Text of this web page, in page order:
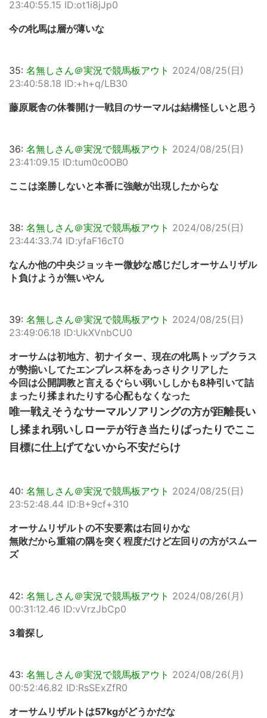
23:40:55.15 ID:ot1i8jJp0
今の牝馬は層が薄いな
35: 名無しさん＠実況で競馬板アウト 2024/08/25(日)
23:40:58.18 ID:+h+q/LB30
藤原厩舎の休養開け一戦目のサーマルは結構怪しいと思う
36: 名無しさん＠実況で競馬板アウト 2024/08/25(日)
23:41:09.15 ID:tum0c0OB0
ここは楽勝しないと本番に強敵が出現したからな
38: 名無しさん＠実況で競馬板アウト 2024/08/25(日)
23:44:33.74 ID:yfaF16cT0
なんか他の中央ジョッキー微妙な感じだしオーサムリザル
ト負けようが無いやん
39: 名無しさん＠実況で競馬板アウト 2024/08/25(日)
23:49:06.18 ID:UkXVnbCU0
オーサムは初地方、初ナイター、現在の牝馬トップクラス
が勢揃いしてたエンプレス杯をあっさりクリアした
今回は公開調教と言えるぐらい弱いししかも8枠引いて詰
まったり揉まれたりする心配もなくなった
唯一戦えそうなサーマルソアリングの方が距離長い
し揉まれ弱いしローテが行き当たりばったりでここ
目標に仕上げてないから不安だらけ
40: 名無しさん＠実況で競馬板アウト 2024/08/25(日)
23:52:48.44 ID:B+9cf+310
オーサムリザルトの不安要素は右回りかな
無敗だから重箱の隅を突く程度だけど左回りの方がスムー
ズ
42: 名無しさん＠実況で競馬板アウト 2024/08/26(月)
00:31:12.46 ID:vVrzJbCp0
3着探し
43: 名無しさん＠実況で競馬板アウト 2024/08/26(月)
00:52:46.82 ID:RsSExZfR0
オーサムリザルトは57kgがどうかだな